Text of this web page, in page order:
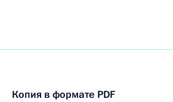
Копия в формате PDF